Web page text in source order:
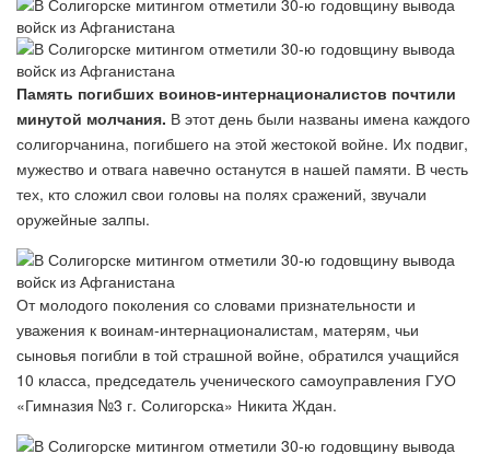
Память погибших воинов-интернационалистов почтили
минутой молчания. В этот день были названы имена каждого
солигорчанина, погибшего на этой жестокой войне. Их подвиг,
мужество и отвага навечно останутся в нашей памяти. В честь
тех, кто сложил свои головы на полях сражений, звучали
оружейные залпы.
От молодого поколения со словами признательности и
уважения к воинам-интернационалистам, матерям, чьи
сыновья погибли в той страшной войне, обратился учащийся
10 класса, председатель ученического самоуправления ГУО
«Гимназия №3 г. Солигорска» Никита Ждан.